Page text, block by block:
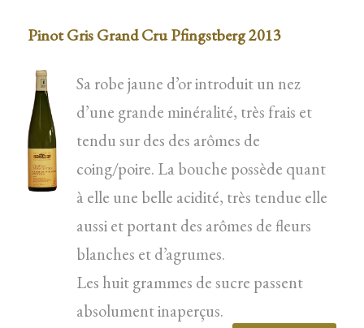
Pinot Gris Grand Cru Pfingstberg 2013
Sa robe jaune d’or introduit un nez
d’une grande minéralité, très frais et
tendu sur des des arômes de
coing/poire. La bouche possède quant
à elle une belle acidité, très tendue elle
aussi et portant des arômes de fleurs
blanches et d’agrumes.
Les huit grammes de sucre passent
absolument inaperçus.